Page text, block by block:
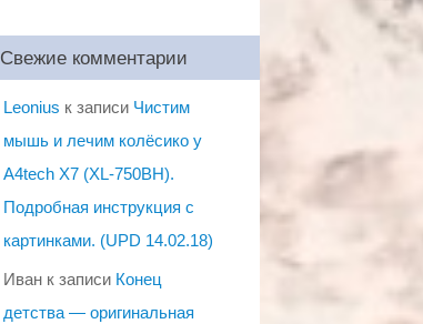
Свежие комментарии
Leonius к записи Чистим
мышь и лечим колёсико у
A4tech X7 (XL-750BH).
Подробная инструкция с
картинками. (UPD 14.02.18)
Иван к записи Конец
детства — оригинальная